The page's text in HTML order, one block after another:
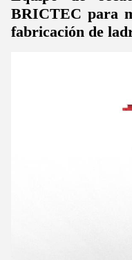
BRICTEC para
fabricación de